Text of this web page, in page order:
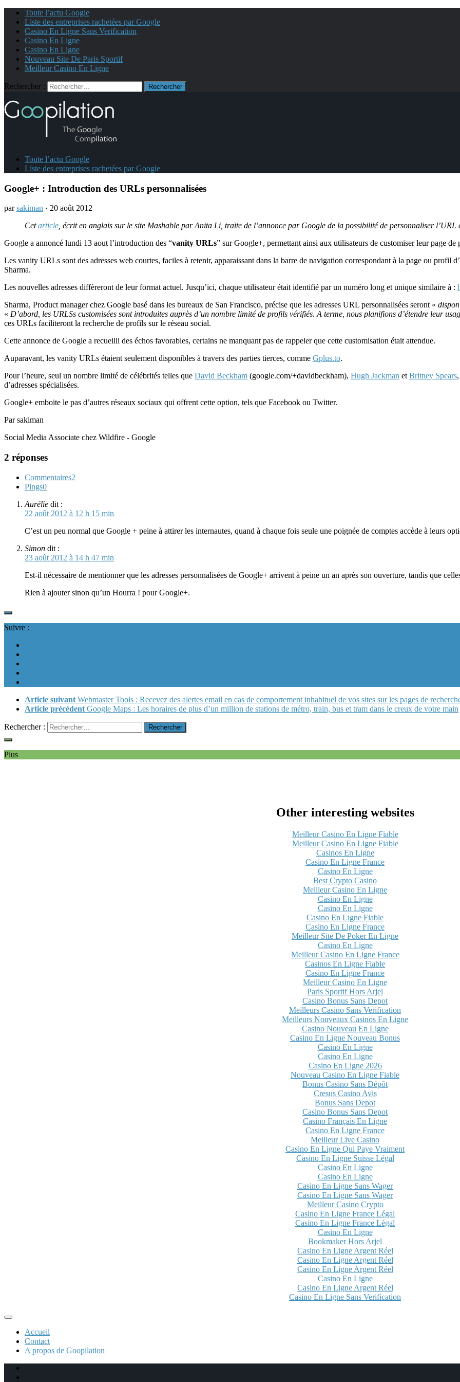
Toute l’actu Google
Liste des entreprises rachetées par Google
Casino En Ligne Sans Verification
Casino En Ligne
Casino En Ligne
Nouveau Site De Paris Sportif
Meilleur Casino En Ligne
Rechercher :
Toute l’actu Google
Liste des entreprises rachetées par Google
Google+ : Introduction des URLs personnalisées
parsakiman · 20 août 2012
Cetarticle, écrit en anglais sur le site Mashable par Anita Li, traite de l’annonce par Google de la possibilité de personnaliser l’URL
Google a annoncé lundi 13 aout l’introduction des “vanity URLs” sur Google+, permettant ainsi aux utilisateurs de customiser leur page de
Les vanity URLs sont des adresses web courtes, faciles à retenir, apparaissant dans la barre de navigation correspondant à la page ou profil
Sharma.
Les nouvelles adresses diffèreront de leur format actuel. Jusqu’ici, chaque utilisateur était identifié par un numéro long et unique similaire à :
Sharma, Product manager chez Google basé dans les bureaux de San Francisco, précise que les adresses URL personnalisées seront «
« D’abord, les URLSs customisées sont introduites auprès d’un nombre limité de profils vérifiés. A terme, nous planifions d’étendre leur
ces URLs faciliteront la recherche de profils sur le réseau social.
Cette annonce de Google a recueilli des échos favorables, certains ne manquant pas de rappeler que cette customisation était attendue.
Auparavant, les vanity URLs étaient seulement disponibles à travers des parties tierces, comme Gplus.to.
Pour l’heure, seul un nombre limité de célébrités telles que David Beckham (google.com/+davidbeckham), Hugh Jackman etBritney Spears
d’adresses spécialisées.
Google+ emboite le pas d’autres réseaux sociaux qui offrent cette option, tels que Facebook ou Twitter.
Par sakiman
Social Media Associate chez Wildfire - Google
2 réponses
Commentaires2
Pings0
Aurélie dit :
22 août 2012 à 12 h 15 min
C’est un peu normal que Google + peine à attirer les internautes, quand à chaque fois seule une poignée de comptes accède à leurs
Simon dit :
23 août 2012 à 14 h 47 min
Est-il nécessaire de mentionner que les adresses personnalisées de Google+ arrivent à peine un an après son ouverture, tandis que
Rien à ajouter sinon qu’un Hourra ! pour Google+.
Suivre :
Article suivant Webmaster Tools : Recevez des alertes email en cas de comportement inhabituel de vos sites sur les pages de
Article précédent Google Maps : Les horaires de plus d’un million de stations de métro, train, bus et tram dans le creux de votre main
Rechercher :
Plus
Other interesting websites
Meilleur Casino En Ligne Fiable
Meilleur Casino En Ligne Fiable
Casinos En Ligne
Casino En Ligne France
Casino En Ligne
Best Crypto Casino
Meilleur Casino En Ligne
Casino En Ligne
Casino En Ligne
Casino En Ligne Fiable
Casino En Ligne France
Meilleur Site De Poker En Ligne
Casino En Ligne
Meilleur Casino En Ligne France
Casinos En Ligne Fiable
Casino En Ligne France
Meilleur Casino En Ligne
Paris Sportif Hors Arjel
Casino Bonus Sans Depot
Meilleurs Casino Sans Verification
Meilleurs Nouveaux Casinos En Ligne
Casino Nouveau En Ligne
Casino En Ligne Nouveau Bonus
Casino En Ligne
Casino En Ligne
Casino En Ligne 2026
Nouveau Casino En Ligne Fiable
Bonus Casino Sans Dépôt
Cresus Casino Avis
Bonus Sans Depot
Casino Bonus Sans Depot
Casino Français En Ligne
Casino En Ligne France
Meilleur Live Casino
Casino En Ligne Qui Paye Vraiment
Casino En Ligne Suisse Légal
Casino En Ligne
Casino En Ligne
Casino En Ligne Sans Wager
Casino En Ligne Sans Wager
Meilleur Casino Crypto
Casino En Ligne France Légal
Casino En Ligne France Légal
Casino En Ligne
Bookmaker Hors Arjel
Casino En Ligne Argent Réel
Casino En Ligne Argent Réel
Casino En Ligne Argent Réel
Casino En Ligne
Casino En Ligne Argent Réel
Casino En Ligne Sans Verification
Accueil
Contact
A propos de Goopilation